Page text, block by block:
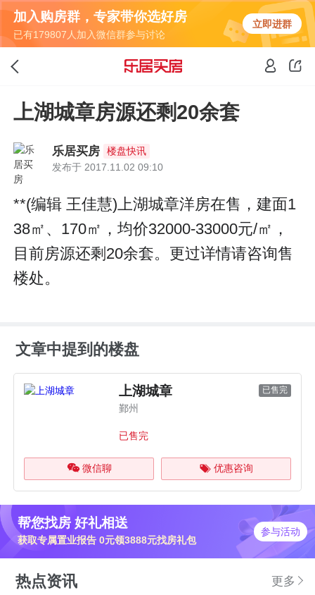
加入购房群，专家带你选好房
已有179807人加入微信群参与讨论
立即进群
上湖城章房源还剩20余套
乐居买房
楼盘快讯
发布于 2017.11.02 09:10
**(编辑 王佳慧)上湖城章洋房在售，建面1
38㎡、170㎡，均价32000-33000元/㎡，
目前房源还剩20余套。更过详情请咨询售
楼处。
文章中提到的楼盘
上湖城章 已售完
鄞州
已售完
微信聊 优惠咨询
帮您找房 好礼相送
获取专属置业报告 0元领3888元找房礼包
参与活动
热点资讯 更多